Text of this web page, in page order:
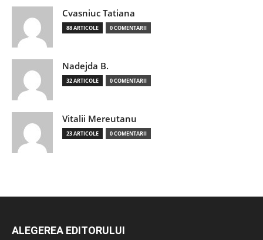
Cvasniuc Tatiana
88 ARTICOLE 0 COMENTARII
Nadejda B.
32 ARTICOLE 0 COMENTARII
Vitalii Mereutanu
23 ARTICOLE 0 COMENTARII
ALEGEREA EDITORULUI